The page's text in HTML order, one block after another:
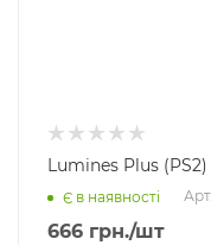
Lumines Plus (PS2)
Є в наявності
666 грн./шт